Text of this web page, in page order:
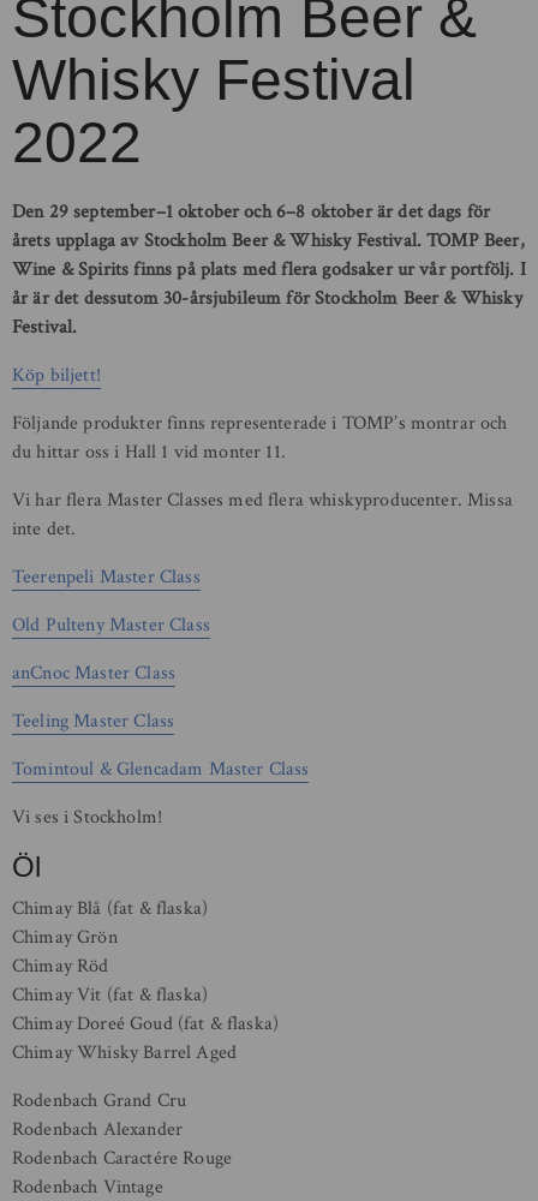
Stockholm Beer &
Whisky Festival
2022
Den 29 september–1 oktober och 6–8 oktober är det dags för
årets upplaga av Stockholm Beer & Whisky Festival. TOMP Beer,
Wine & Spirits finns på plats med flera godsaker ur vår portfölj. I
år är det dessutom 30-årsjubileum för Stockholm Beer & Whisky
Festival.
Köp biljett!
Följande produkter finns representerade i TOMP’s montrar och
du hittar oss i Hall 1 vid monter 11.
Vi har flera Master Classes med flera whiskyproducenter. Missa
inte det.
Teerenpeli Master Class
Old Pulteny Master Class
anCnoc Master Class
Teeling Master Class
Tomintoul & Glencadam Master Class
Vi ses i Stockholm!
Öl
Chimay Blå (fat & flaska)
Chimay Grön
Chimay Röd
Chimay Vit (fat & flaska)
Chimay Doreé Goud (fat & flaska)
Chimay Whisky Barrel Aged
Rodenbach Grand Cru
Rodenbach Alexander
Rodenbach Caractére Rouge
Rodenbach Vintage